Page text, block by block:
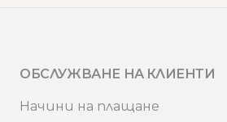
ОБСЛУЖВАНЕ НА КЛИЕНТИ
Начини на плащане